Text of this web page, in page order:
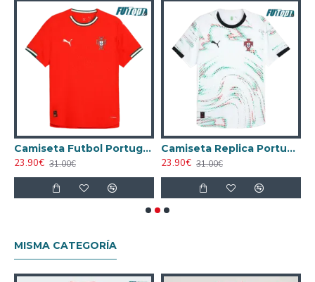
Camiseta Futbol Portugal Local 2025 Versión Jugador
23.90€ 31.00€
Camiseta Replica Portugal Away 2025 Versión Jugador
23.90€ 31.00€
MISMA CATEGORÍA